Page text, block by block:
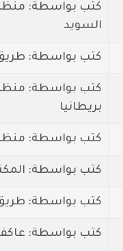
كتب بواسطة:
السويد
كتب بواسطة:
كتب بواسطة:
بريطانيا
كتب بواسطة:
كتب بواسطة:
كتب بواسطة:
كتب بواسطة: